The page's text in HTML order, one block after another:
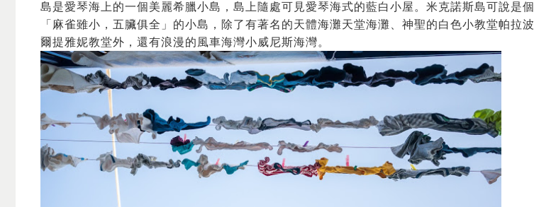
島是愛琴海上的一個美麗希臘小島，島上隨處可見愛琴海式的藍白小屋。米克諾斯島可說是個
「麻雀雖小，五臟俱全」的小島，除了有著名的天體海灘天堂海灘、神聖的白色小教堂帕拉波
爾提雅妮教堂外，還有浪漫的風車海灣小威尼斯海灣。